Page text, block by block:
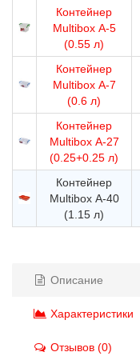
Контейнер
Multibox А-5
(0.55 л)
Контейнер
Multibox А-7
(0.6 л)
Контейнер
Multibox А-27
(0.25+0.25 л)
Контейнер
Multibox А-40
(1.15 л)
Описание
Характеристики
Отзывов (0)